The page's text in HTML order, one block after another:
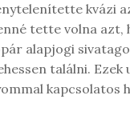
kvázi
tette volna azt,
alapjogi
találni.
kapcsolatos